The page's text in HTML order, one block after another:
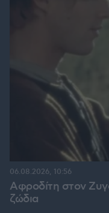
Αφροδίτη στον
ζώδια
06.08.2026, 10:56